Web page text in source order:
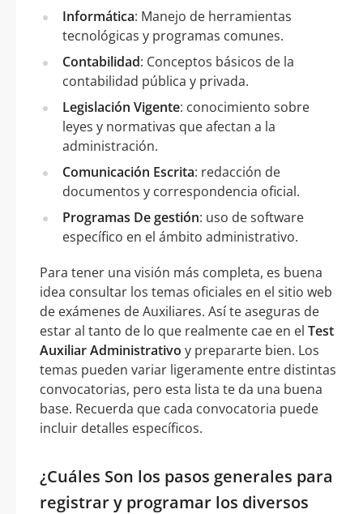
Informática: Manejo de herramientas
tecnológicas y programas comunes.
Contabilidad: Conceptos básicos de la
contabilidad pública y privada.
Legislación Vigente: conocimiento sobre
leyes y normativas que afectan a la
administración.
Comunicación Escrita: redacción de
documentos y correspondencia oficial.
Programas De gestión: uso de software
específico en el ámbito administrativo.
Para tener una visión más completa, es buena
idea consultar los temas oficiales en el sitio web
de exámenes de Auxiliares. Así te aseguras de
estar al tanto de lo que realmente cae en el Test
Auxiliar Administrativo y prepararte bien. Los
temas pueden variar ligeramente entre distintas
convocatorias, pero esta lista te da una buena
base. Recuerda que cada convocatoria puede
incluir detalles específicos.
¿Cuáles Son los pasos generales para
registrar y programar los diversos